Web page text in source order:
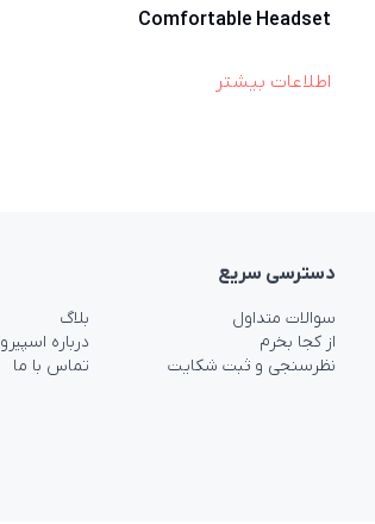
Comfortable Headset
اطلاعات بیشتر
دسترسی‌ سریع
سوالات متداول
از کجا بخرم
نظرسنجی و ثبت شکایت
بلاگ
درباره اسپیرو
تماس با ما